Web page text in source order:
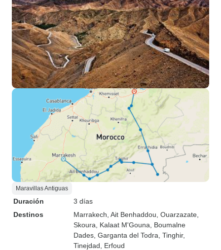
Maravillas Antiguas
Duración
3 días
Destinos
Marrakech , Ait Benhaddou , Ouarzazate
Skoura , Kalaat M'Gouna , Boumalne
Dades , Garganta del Todra , Tinghir,
Tinejdad , Erfoud